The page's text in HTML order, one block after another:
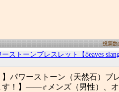
投票数
ストーンブレスレット【8eaves slang
パワーストーン（天然石）ブ
す！】――♂メンズ（男性）、